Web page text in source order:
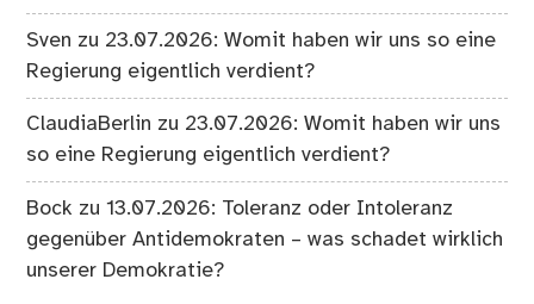
Sven zu 23.07.2026: Womit haben wir uns so eine
Regierung eigentlich verdient?
ClaudiaBerlin zu 23.07.2026: Womit haben wir uns
so eine Regierung eigentlich verdient?
Bock zu13.07.2026: Toleranz oder Intoleranz
gegenüber Antidemokraten – was schadet wirklich
unserer Demokratie?